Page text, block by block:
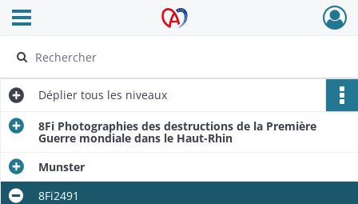
Archives Alsace - Colmar
Ouvrir le menu déroulant
Déplier tous les niveaux
8Fi Photographies des destructions de la Première
Guerre mondiale dans le Haut-Rhin
Munster
8Fi2491